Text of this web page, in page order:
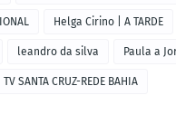
Helga Cirino | A TARDE
leandro da silva Paula a
TV SANTA CRUZ-REDE BAHIA